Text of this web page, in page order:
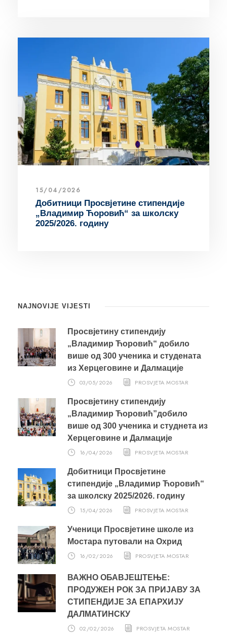
15/04/2026
Добитници Просвјетине стипендије
„Владимир Ћоровић“ за школску
2025/2026. годину
NAJNOVIJE VIJESTI
Просвјетину стипендију
„Владимир Ћоровић“ добило
више од 300 ученика и студената
из Херцеговине и Далмације
03/05/2026 PROSVJETA MOSTAR
Просвјетину стипендију
„Владимир Ћоровић”добило
више од 300 ученика и студнета из
Херцеговине и Далмације
16/04/2026 PROSVJETA MOSTAR
Добитници Просвјетине
стипендије „Владимир Ћоровић“
за школску 2025/2026. годину
15/04/2026 PROSVJETA MOSTAR
Ученици Просвјетине школе из
Мостара путовали на Охрид
16/02/2026 PROSVJETA MOSTAR
ВАЖНО ОБАВЈЕШТЕЊЕ:
ПРОДУЖЕН РОК ЗА ПРИЈАВУ ЗА
СТИПЕНДИЈЕ ЗА ЕПАРХИЈУ
ДАЛМАТИНСКУ
02/02/2026 PROSVJETA MOSTAR